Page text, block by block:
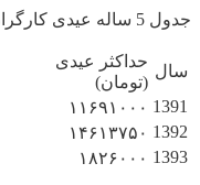
جدول 5 ساله عیدی کارگران و مشمولان قانون کار
سال
حداکثر عیدی
(تومان)
1391 ۱۱۶۹۱۰۰۰
1392 ۱۴۶۱۳۷۵۰
1393 ۱۸۲۶۰۰۰